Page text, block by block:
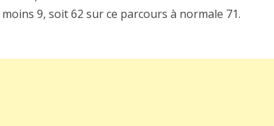
9, soit 62 sur ce parcours à normale 71.